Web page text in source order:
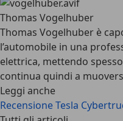
Thomas Vogelhuber
Thomas Vogelhuber è
l’automobile in una
elettrica, mettendo
continua quindi a
Leggi anche
Recensione Tesla